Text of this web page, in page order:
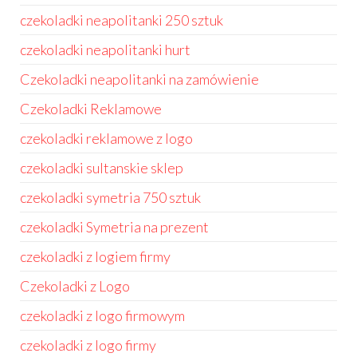
czekoladki neapolitanki 250 sztuk
czekoladki neapolitanki hurt
Czekoladki neapolitanki na zamówienie
Czekoladki Reklamowe
czekoladki reklamowe z logo
czekoladki sultanskie sklep
czekoladki symetria 750 sztuk
czekoladki Symetria na prezent
czekoladki z logiem firmy
Czekoladki z Logo
czekoladki z logo firmowym
czekoladki z logo firmy